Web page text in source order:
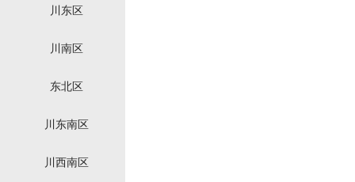
川东区
川南区
东北区
川东南区
川西南区